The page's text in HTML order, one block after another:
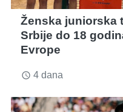
Ženska juniorska
Srbije do 18
Evrope
access_time 4 dana